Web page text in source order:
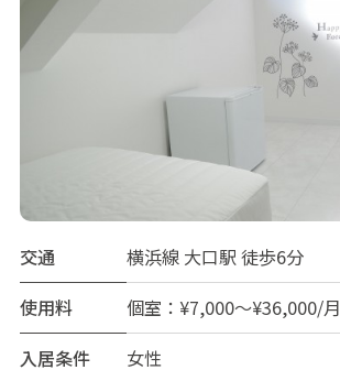
交通
横浜線 大口駅 徒歩6分
使用料
個室：¥7,000～¥36,000/月
入居条件
女性